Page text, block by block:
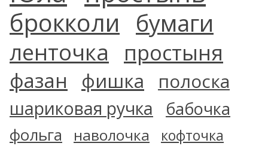
брокколи бумаги
ленточка простыня
фазан фишка полоска
шариковая ручка бабочка
фольга наволочка кофточка